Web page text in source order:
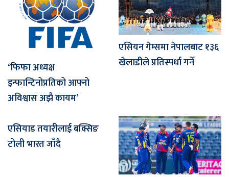
‘फिफा अध्यक्ष
इन्फान्टिनोप्रतिको आफ्नो
अविश्वास अझै कायम’
एसियन गेम्समा नेपालबाट १३६
खेलाडीले प्रतिस्पर्धा गर्ने
एसियाड तयारीलाई बक्सिङ
टोली भारत जाँदै